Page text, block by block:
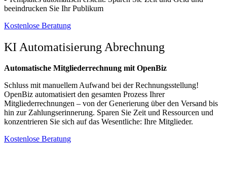
beeindrucken Sie Ihr Publikum
Kostenlose Beratung​
KI Automatisierung Abrechnung
Automatische Mitgliederrechnung mit OpenBiz
Schluss mit manuellem Aufwand bei der Rechnungsstellung!
OpenBiz automatisiert den gesamten Prozess Ihrer
Mitgliederrechnungen – von der Generierung über den Versand bis
hin zur Zahlungserinnerung. Sparen Sie Zeit und Ressourcen und
konzentrieren Sie sich auf das Wesentliche: Ihre Mitglieder.
Kostenlose Beratung